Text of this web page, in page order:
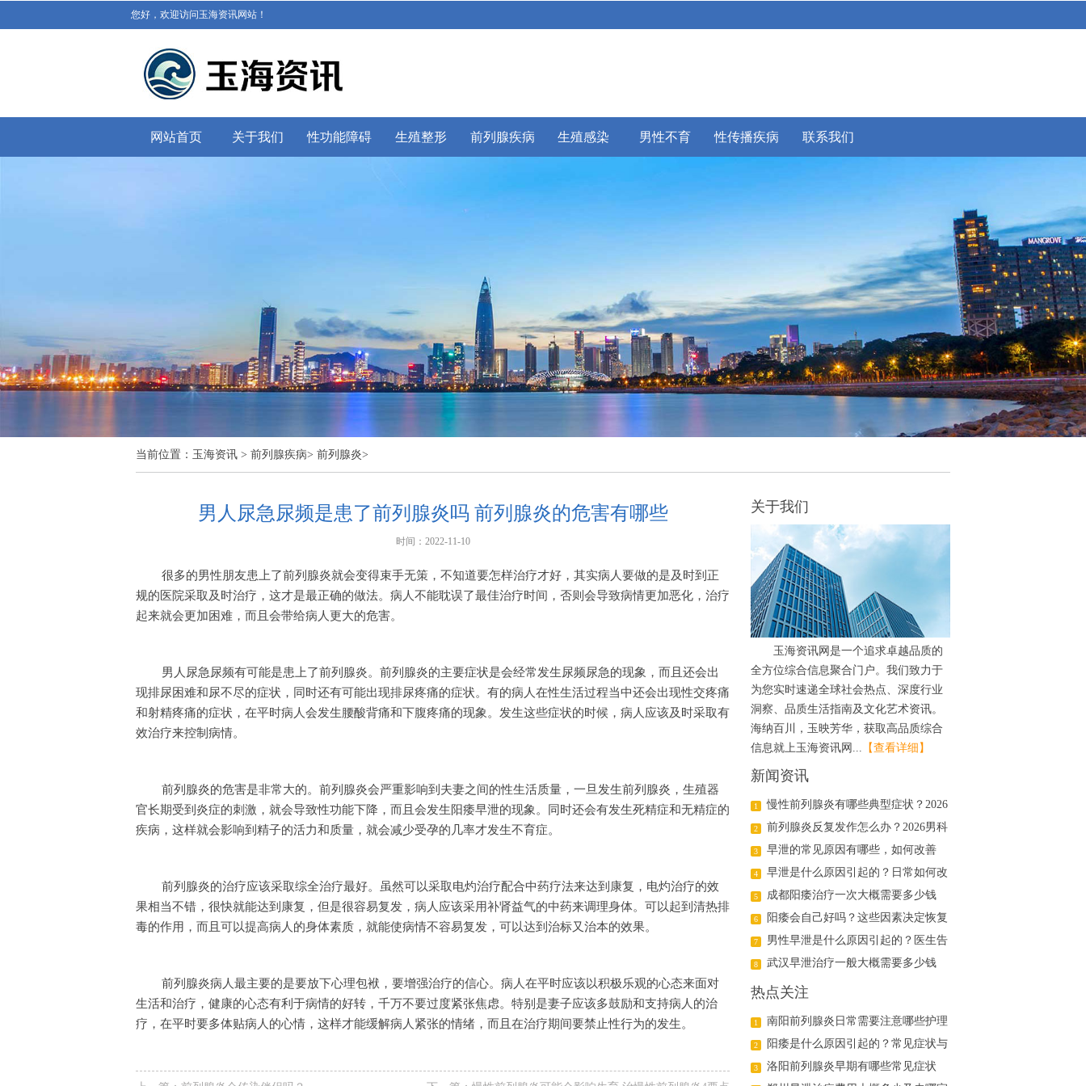
您好，欢迎访问玉海资讯网站！
网站首页 关于我们 性功能障碍 生殖整形 前列腺疾病 生殖感染 男性不育 性传播疾病 联系我们
当前位置： 玉海资讯 > 前列腺疾病> 前列腺炎>
男人尿急尿频是患了前列腺炎吗 前列腺炎的危害有哪些
时间：2022-11-10
很多的男性朋友患上了前列腺炎就会变得束手无策，不知道要怎样治疗才好，其实病人要做的是及时到正
规的医院采取及时治疗，这才是最正确的做法。病人不能耽误了最佳治疗时间，否则会导致病情更加恶化，治疗
起来就会更加困难，而且会带给病人更大的危害。
男人尿急尿频有可能是患上了前列腺炎。前列腺炎的主要症状是会经常发生尿频尿急的现象，而且还会出
现排尿困难和尿不尽的症状，同时还有可能出现排尿疼痛的症状。有的病人在性生活过程当中还会出现性交疼痛
和射精疼痛的症状，在平时病人会发生腰酸背痛和下腹疼痛的现象。发生这些症状的时候，病人应该及时采取有
效治疗来控制病情。
前列腺炎的危害是非常大的。前列腺炎会严重影响到夫妻之间的性生活质量，一旦发生前列腺炎，生殖器
官长期受到炎症的刺激，就会导致性功能下降，而且会发生阳痿早泄的现象。同时还会有发生死精症和无精症的
疾病，这样就会影响到精子的活力和质量，就会减少受孕的几率才发生不育症。
前列腺炎的治疗应该采取综全治疗最好。虽然可以采取电灼治疗配合中药疗法来达到康复，电灼治疗的效
果相当不错，很快就能达到康复，但是很容易复发，病人应该采用补肾益气的中药来调理身体。可以起到清热排
毒的作用，而且可以提高病人的身体素质，就能使病情不容易复发，可以达到治标又治本的效果。
前列腺炎病人最主要的是要放下心理包袱，要增强治疗的信心。病人在平时应该以积极乐观的心态来面对
生活和治疗，健康的心态有利于病情的好转，千万不要过度紧张焦虑。特别是妻子应该多鼓励和支持病人的治
疗，在平时要多体贴病人的心情，这样才能缓解病人紧张的情绪，而且在治疗期间要禁止性行为的发生。
关于我们
玉海资讯网是一个追求卓越品质的
全方位综合信息聚合门户。我们致力于
为您实时速递全球社会热点、深度行业
洞察、品质生活指南及文化艺术资讯。
海纳百川，玉映芳华，获取高品质综合
信息就上玉海资讯网...
【查看详细】
新闻资讯
1
慢性前列腺炎有哪些典型症状？2026
年科学治疗与日常护理指南
2
前列腺炎反复发作怎么办？2026男科
医生详解日常调理与用药方案
3 早泄的常见原因有哪些，如何改善
4
早泄是什么原因引起的？日常如何改
善
5 成都阳痿治疗一次大概需要多少钱
6
阳痿会自己好吗？这些因素决定恢复
可能
7
男性早泄是什么原因引起的？医生告
诉你真相
8 武汉早泄治疗一般大概需要多少钱
热点关注
1 南阳前列腺炎日常需要注意哪些护理
2
阳痿是什么原因引起的？常见症状与
治疗方法解析
3 洛阳前列腺炎早期有哪些常见症状